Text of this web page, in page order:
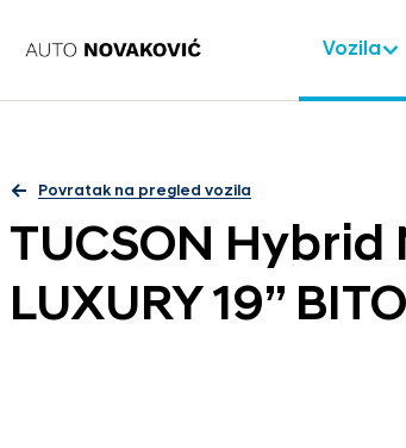
Vozila
Povratak na pregled vozila
TUCSON Hybrid
LUXURY 19”